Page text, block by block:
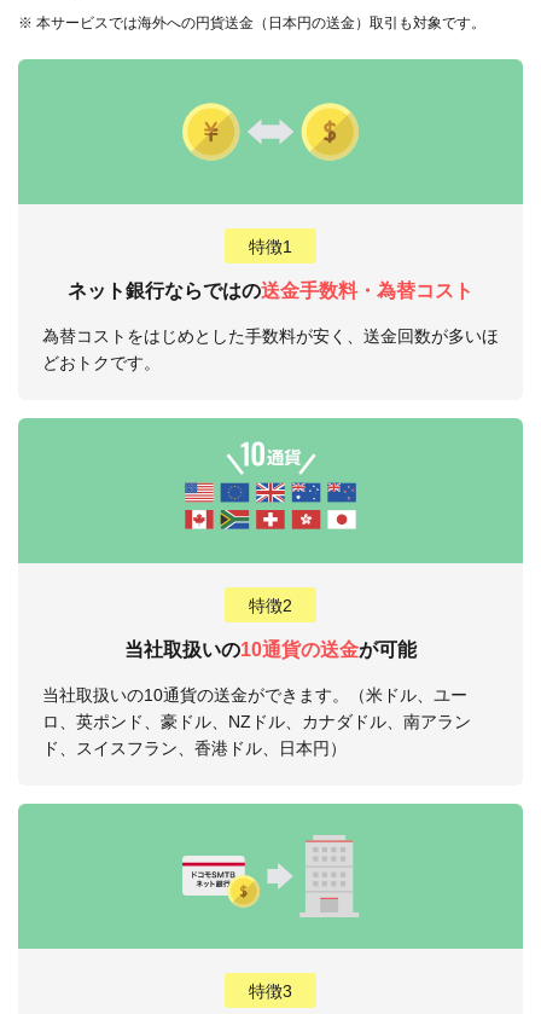
※ 本サービスでは海外への円貨送金（日本円の送金）取引も対象です。
特徴1
ネット銀行ならではの送金手数料・為替コスト
為替コストをはじめとした手数料が安く、送金回数が多いほ
どおトクです。
特徴2
当社取扱いの10通貨の送金が可能
当社取扱いの10通貨の送金ができます。（米ドル、ユー
ロ、英ポンド、豪ドル、NZドル、カナダドル、南アラン
ド、スイスフラン、香港ドル、日本円）
特徴3